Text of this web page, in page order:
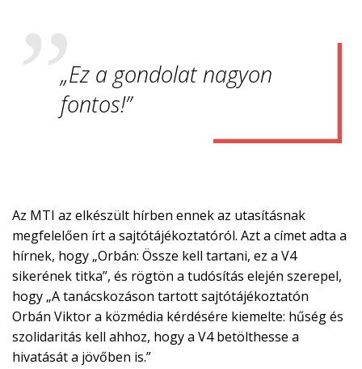
„Ez a gondolat nagyon
fontos!”
Az MTI az elkészült hírben ennek az utasításnak
megfelelően írt a sajtótájékoztatóról. Azt a címet adta a
hírnek, hogy „Orbán: Össze kell tartani, ez a V4
sikerének titka”, és rögtön a tudósítás elején szerepel,
hogy „A tanácskozáson tartott sajtótájékoztatón
Orbán Viktor a közmédia kérdésére kiemelte: hűség és
szolidaritás kell ahhoz, hogy a V4 betölthesse a
hivatását a jövőben is.”